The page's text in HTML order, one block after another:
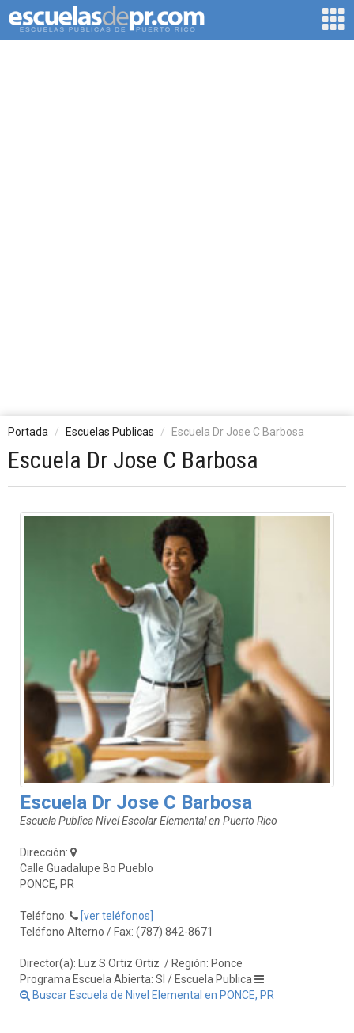
Portada Escuelas Publicas Escuela Dr Jose C Barbosa
Escuela Dr Jose C Barbosa
Escuela Dr Jose C Barbosa
Escuela Publica Nivel Escolar Elemental en Puerto Rico
Dirección:
Calle Guadalupe Bo Pueblo
PONCE, PR
Teléfono:
[ver teléfonos]
Teléfono Alterno / Fax: (787) 842-8671
Director(a): Luz S Ortiz Ortiz / Región: Ponce
Programa Escuela Abierta: SI / Escuela Publica
Buscar Escuela de Nivel Elemental en PONCE, PR